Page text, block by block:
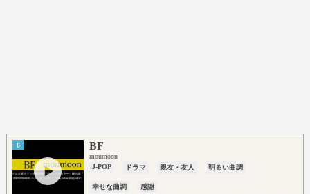
6 BF
moumoon
J-POP
ドラマ 親友・友人 明るい曲調
幸せな曲調 感謝